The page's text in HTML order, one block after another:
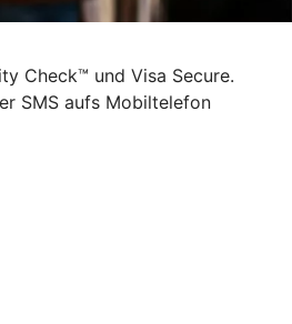
Check™ und Visa Secure.
SMS aufs Mobiltelefon